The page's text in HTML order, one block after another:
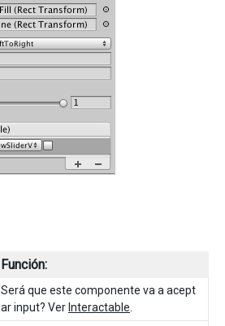
Función:
Será que este componente va a acept
ar input? Ver Interactable